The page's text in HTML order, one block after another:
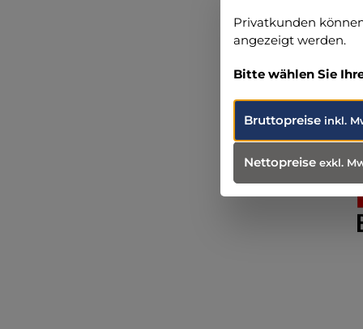
Privatkunden
angezeigt werden.
Bitte wählen Sie
Bruttopreise inkl.
Nettopreise exkl.